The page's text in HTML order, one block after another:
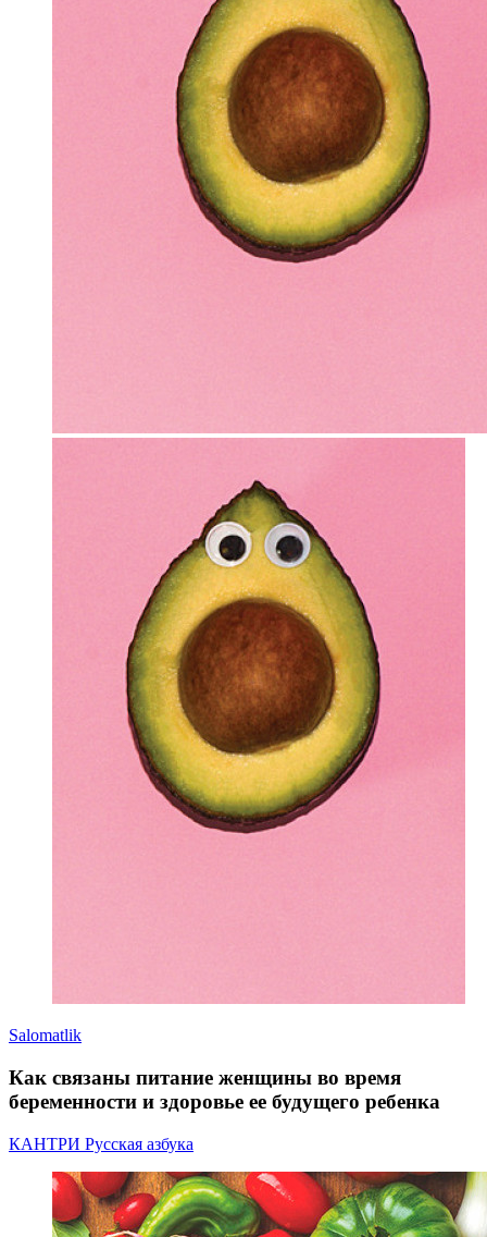
Salomatlik
Как связаны питание женщины во время
беременности и здоровье ее будущего ребенка
КАНТРИ Русская азбука